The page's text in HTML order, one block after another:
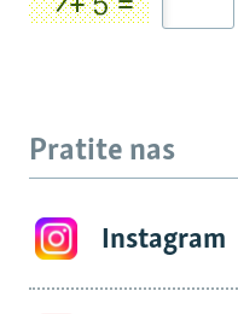
Pratite nas
Instagram